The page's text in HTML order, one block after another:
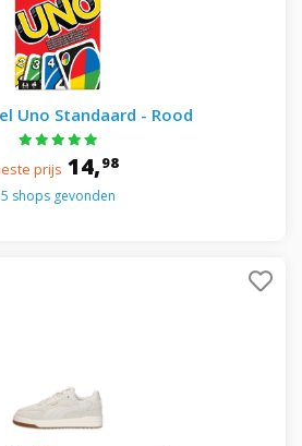
Uno Standaard - Rood
prijs 14,98
5 shops gevonden